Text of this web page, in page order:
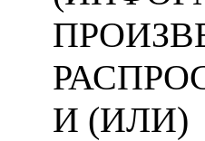
И (ИЛИ)